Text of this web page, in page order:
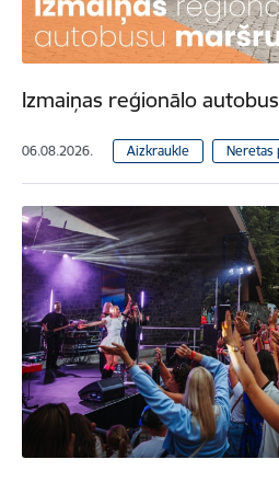
Izmaiņas reģionālo
06.08.2026. Aizkraukle Neretas